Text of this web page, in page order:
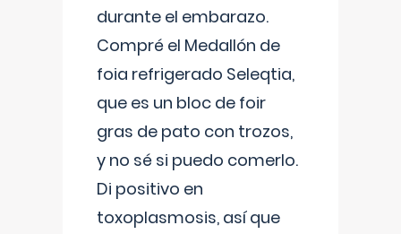
durante el embarazo.
Compré el Medallón de
foia refrigerado Seleqtia,
que es un bloc de foir
gras de pato con trozos,
y no sé si puedo comerlo.
Di positivo en
toxoplasmosis, así que